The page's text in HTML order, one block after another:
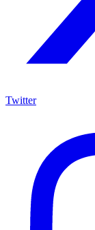
Twitter